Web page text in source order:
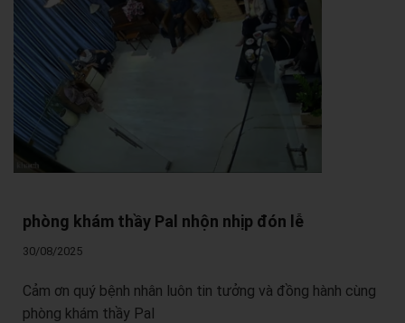
phòng khám thầy Pal nhộn nhịp đón lễ
30/08/2025
Cảm ơn quý bệnh nhân luôn tin tưởng và đồng hành cùng
phòng khám thầy Pal